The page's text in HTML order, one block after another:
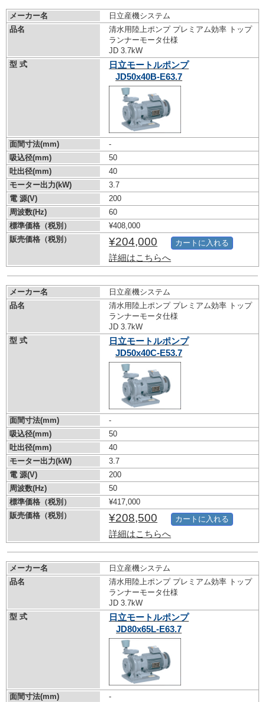
メーカー名
日立産機システム
品名
清水用陸上ポンプ プレミアム効率 トップ
ランナーモータ仕様
JD 3.7kW
型 式
日立モートルポンプ
JD50x40B-E63.7
面間寸法(mm)
-
吸込径(mm)
50
吐出径(mm)
40
モーター出力(kW)
3.7
電 源(V)
200
周波数(Hz)
60
標準価格（税別）
¥408,000
販売価格（税別）
¥204,000
詳細はこちらへ
カートに入れる
メーカー名
日立産機システム
品名
清水用陸上ポンプ プレミアム効率 トップ
ランナーモータ仕様
JD 3.7kW
型 式
日立モートルポンプ
JD50x40C-E53.7
面間寸法(mm)
-
吸込径(mm)
50
吐出径(mm)
40
モーター出力(kW)
3.7
電 源(V)
200
周波数(Hz)
50
標準価格（税別）
¥417,000
販売価格（税別）
¥208,500
詳細はこちらへ
カートに入れる
メーカー名
日立産機システム
品名
清水用陸上ポンプ プレミアム効率 トップ
ランナーモータ仕様
JD 3.7kW
型 式
日立モートルポンプ
JD80x65L-E63.7
面間寸法(mm)
-